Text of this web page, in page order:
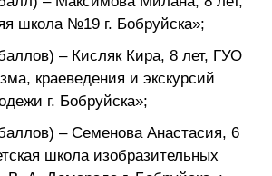
школа №19 г. Бобруйска»;
– Кисляк Кира, 8 лет, ГУО
краеведения и экскурсий
г. Бобруйска»;
– Семенова Анастасия, 6
школа изобразительных